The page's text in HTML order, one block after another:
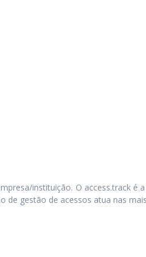
instituição. O access.track é
gestão de acessos atua nas